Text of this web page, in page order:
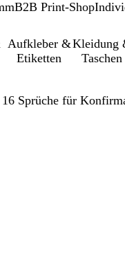
B2B Print-Shop
Aufkleber &
Etiketten
Kleidung
Taschen
Sprüche für